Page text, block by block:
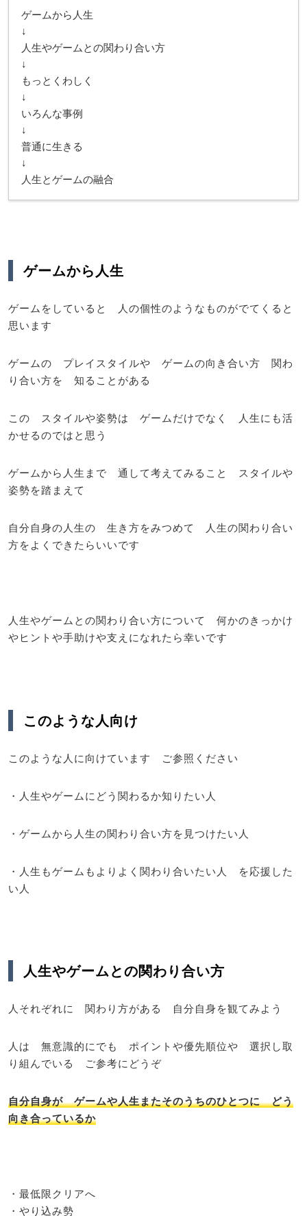
ゲームから人生
↓
人生やゲームとの関わり合い方
↓
もっとくわしく
↓
いろんな事例
↓
普通に生きる
↓
人生とゲームの融合
ゲームから人生
ゲームをしていると 人の個性のようなものがでてくると
思います
ゲームの プレイスタイルや ゲームの向き合い方 関わ
り合い方を 知ることがある
この スタイルや姿勢は ゲームだけでなく 人生にも活
かせるのではと思う
ゲームから人生まで 通して考えてみること スタイルや
姿勢を踏まえて
自分自身の人生の 生き方をみつめて 人生の関わり合い
方をよくできたらいいです
人生やゲームとの関わり合い方について 何かのきっかけ
やヒントや手助けや支えになれたら幸いです
このような人向け
このような人に向けています ご参照ください
・人生やゲームにどう関わるか知りたい人
・ゲームから人生の関わり合い方を見つけたい人
・人生もゲームもよりよく関わり合いたい人 を応援した
い人
人生やゲームとの関わり合い方
人それぞれに 関わり方がある 自分自身を観てみよう
人は 無意識的にでも ポイントや優先順位や 選択し取
り組んでいる ご参考にどうぞ
自分自身が ゲームや人生またそのうちのひとつに どう
向き合っているか
・最低限クリアへ
・やり込み勢